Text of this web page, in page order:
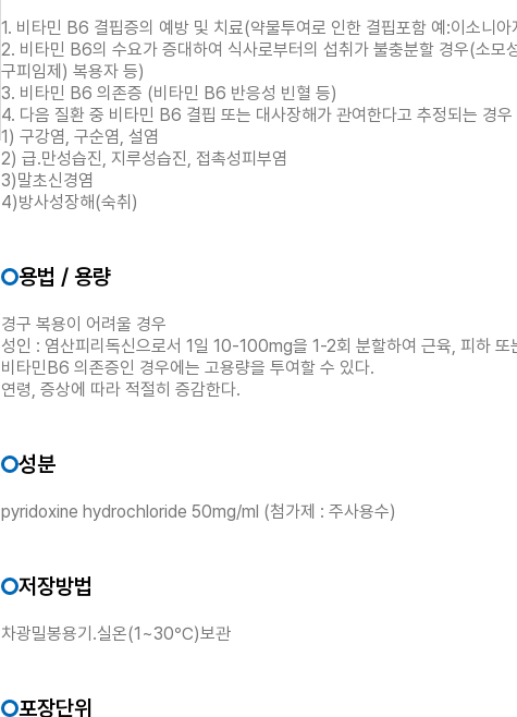
1. 비타민 B6 결핍증의 예방 및 치료(약물투여로 인한 결핍포함 예:이소니아
2. 비타민 B6의 수요가 증대하여 식사로부터의 섭취가 불충분할 경우(소모
구피임제) 복용자 등)
3. 비타민 B6 의존증 (비타민 B6 반응성 빈혈 등)
4. 다음 질환 중 비타민 B6 결핍 또는 대사장해가 관여한다고 추정되는 경우
1) 구강염, 구순염, 설염
2) 급.만성습진, 지루성습진, 접촉성피부염
3)말초신경염
4)방사성장해(숙취)
용법 / 용량
경구 복용이 어려울 경우
성인 : 염산피리독신으로서 1일 10-100mg을 1-2회 분할하여 근육, 피하 또
비타민B6 의존증인 경우에는 고용량을 투여할 수 있다.
연령, 증상에 따라 적절히 증감한다.
성분
pyridoxine hydrochloride 50mg/ml (첨가제 : 주사용수)
저장방법
차광밀봉용기.실온(1~30℃)보관
포장단위